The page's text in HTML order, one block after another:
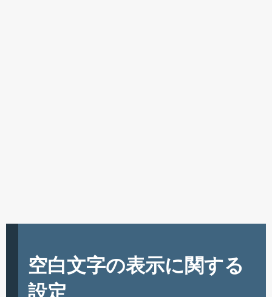
空白文字の表示に関する
設定